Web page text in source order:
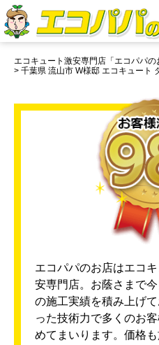
エコキュート激安専門店「エコパパの
千葉県 流山市 W様邸 エコキュート
エコパパのお店はエコ
安専門店。お蔭さまで
の施工実績を積み上げ
った技術力で多くのお
めてまいります。価格